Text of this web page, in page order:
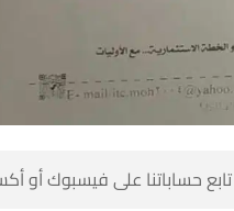
حساباتنا على فيسبوك أو